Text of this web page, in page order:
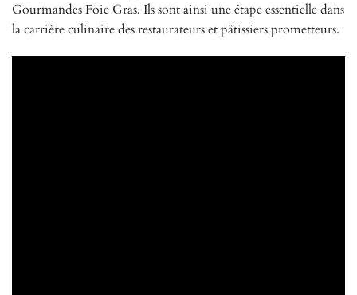
Gourmandes Foie Gras. Ils sont ainsi une étape essentielle dans
la carrière culinaire des restaurateurs et pâtissiers prometteurs.